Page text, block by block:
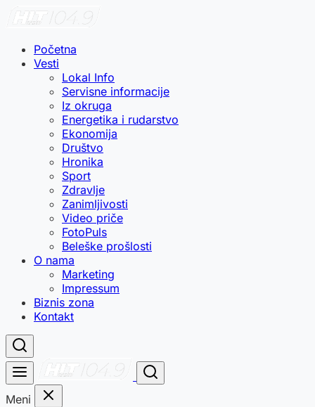
Početna
Vesti
Lokal Info
Servisne informacije
Iz okruga
Energetika i rudarstvo
Ekonomija
Društvo
Hronika
Sport
Zdravlje
Zanimljivosti
Video priče
FotoPuls
Beleške prošlosti
O nama
Marketing
Impressum
Biznis zona
Kontakt
Meni